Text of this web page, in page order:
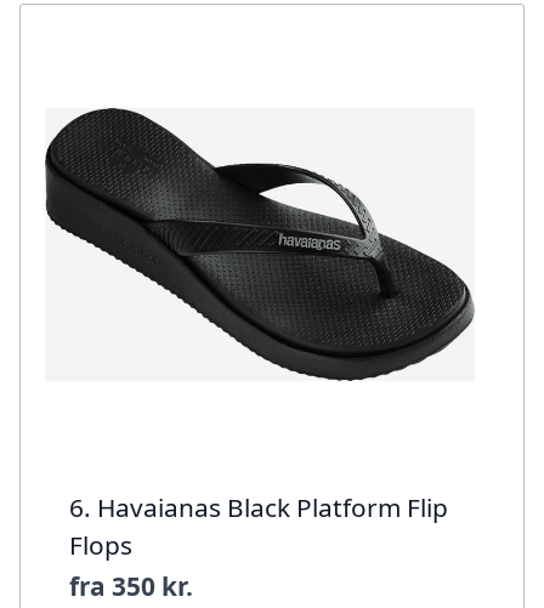
6. Havaianas Black Platform Flip
Flops
fra 350 kr.